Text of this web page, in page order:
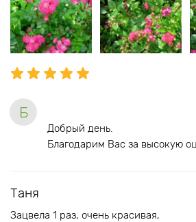
Б
Добрый день.
Благодарим Вас за высокую
Таня
Зацвела 1 раз, очень красивая,